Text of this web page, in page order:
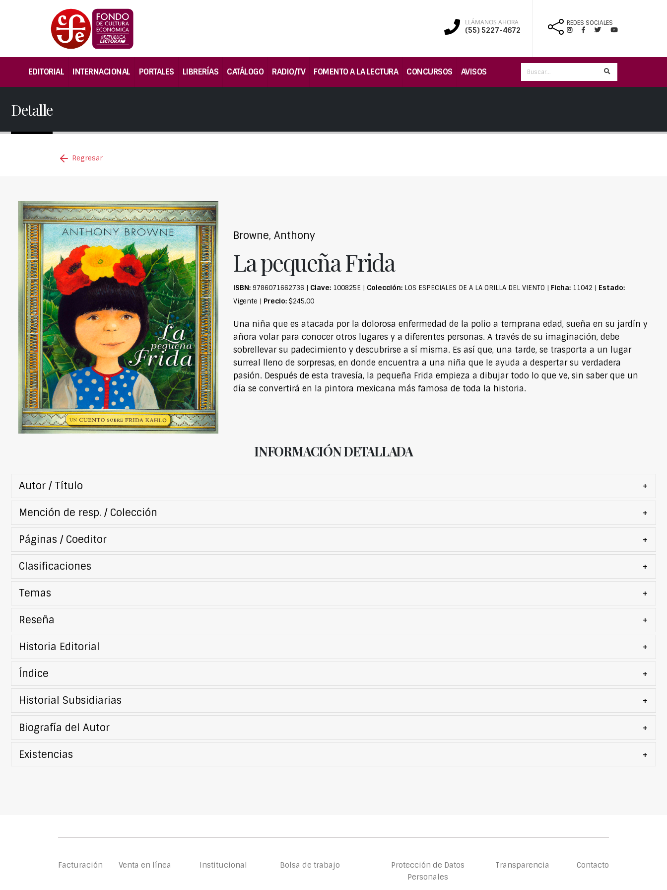
LLÁMANOS AHORA
(55) 5227-4672
REDES SOCIALES
EDITORIAL INTERNACIONAL PORTALES LIBRERÍAS CATÁLOGO RADIO/TV FOMENTO A LA LECTURA CONCURSOS AVISOS
Detalle
Regresar
Browne, Anthony
La pequeña Frida
ISBN: 9786071662736 | Clave: 100825E | Colección: LOS ESPECIALES DE A LA ORILLA DEL VIENTO | Ficha: 11042 | Estado:
Vigente | Precio: $245.00
Una niña que es atacada por la dolorosa enfermedad de la polio a temprana edad, sueña en su jardín y
añora volar para conocer otros lugares y a diferentes personas. A través de su imaginación, debe
sobrellevar su padecimiento y descubrirse a sí misma. Es así que, una tarde, se trasporta a un lugar
surreal lleno de sorpresas, en donde encuentra a una niña que le ayuda a despertar su verdadera
pasión. Después de esta travesía, la pequeña Frida empieza a dibujar todo lo que ve, sin saber que un
día se convertirá en la pintora mexicana más famosa de toda la historia.
INFORMACIÓN DETALLADA
Autor / Título +
Mención de resp. / Colección +
Páginas / Coeditor +
Clasificaciones +
Temas +
Reseña +
Historia Editorial +
Índice +
Historial Subsidiarias +
Biografía del Autor +
Existencias +
Facturación Venta en línea Institucional Bolsa de trabajo
Protección de Datos
Personales
Transparencia Contacto